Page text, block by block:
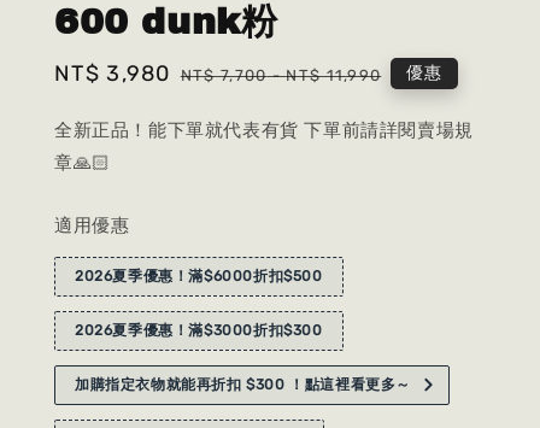
600 dunk粉
Sale
NT$ 3,980 Regular
NT$ 7,700-NT$ 11,990 優惠
全新正品！能下單就代表有貨 下單前請詳閱賣場規
章🙏🏻
適用優惠
2026夏季優惠！滿$6000折扣$500
2026夏季優惠！滿$3000折扣$300
加購指定衣物就能再折扣 $300 ！點這裡看更多～